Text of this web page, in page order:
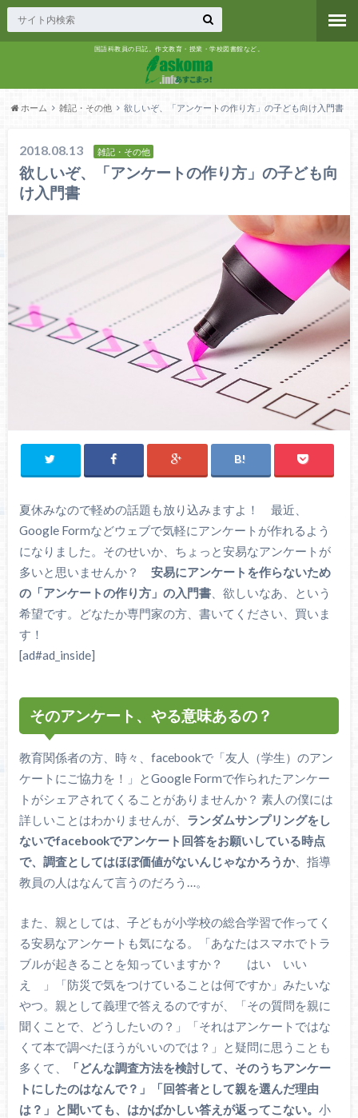
国語科教員の日記。作文教育・授業・学校図書館など。
ホーム 雑記・その他 欲しいぞ、「アンケートの作り方」の子ども向け入門書
2018.08.13 雑記・その他
欲しいぞ、「アンケートの作り方」の子ども向
け入門書
夏休みなので軽めの話題も放り込みますよ！ 最近、
Google Formなどウェブで気軽にアンケートが作れるよう
になりました。そのせいか、ちょっと安易なアンケートが
多いと思いませんか？ 安易にアンケートを作らないため
の「アンケートの作り方」の入門書、欲しいなあ、という
希望です。どなたか専門家の方、書いてください、買いま
す！
[ad#ad_inside]
そのアンケート、やる意味あるの？
教育関係者の方、時々、facebookで「友人（学生）のアン
ケートにご協力を！」とGoogle Formで作られたアンケー
トがシェアされてくることがありませんか？ 素人の僕には
詳しいことはわかりませんが、 ランダムサンプリングをし
ないでfacebookでアンケート回答をお願いしている時点
で、調査としてはほぼ価値がないんじゃなかろうか、指導
教員の人はなんて言うのだろう…。
また、親としては、子どもが小学校の総合学習で作ってく
る安易なアンケートも気になる。「あなたはスマホでトラ
ブルが起きることを知っていますか？ はい いい
え 」「防災で気をつけていることは何ですか」みたいな
やつ。親として義理で答えるのですが、「その質問を親に
聞くことで、どうしたいの？」「それはアンケートではな
くて本で調べたほうがいいのでは？」と疑問に思うことも
多くて、
「どんな調査方法を検討して、そのうちアンケー
トにしたのはなんで？」「回答者として親を選んだ理由
は？」と聞いても、はかばかしい答えが返ってこない。 小